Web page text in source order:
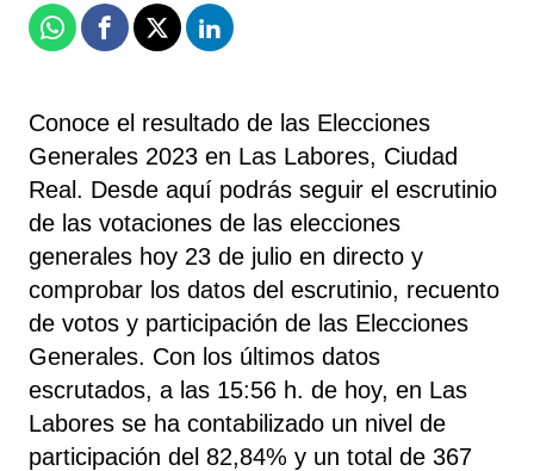
WhatsappFacebook
X Linkedin
Conoce el resultado de las Elecciones
Generales 2023 en Las Labores, Ciudad
Real. Desde aquí podrás seguir el escrutinio
de las votaciones de las elecciones
generales hoy 23 de julio en directo y
comprobar los datos del escrutinio, recuento
de votos y participación de las Elecciones
Generales. Con los últimos datos
escrutados, a las 15:56 h. de hoy, en Las
Labores se ha contabilizado un nivel de
participación del 82,84% y un total de 367